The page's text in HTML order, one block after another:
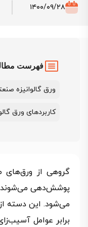
۱۴۰۰/۰۹/۲۸
فهرست
ورق گالوانیزه
کاربردهای ورق
گروهی از ورق‌های
پوشش‌دهی می‌شوند،
می‌شود. این دسته
برابر عوامل